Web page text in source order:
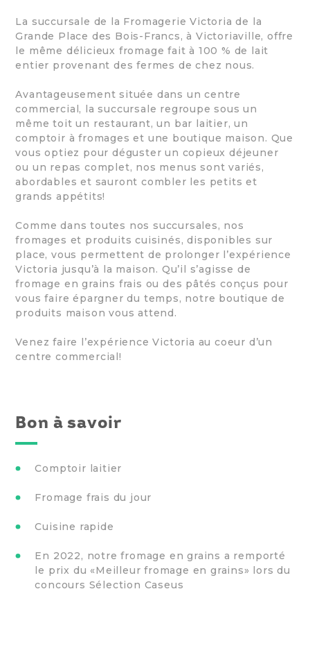
La succursale de la Fromagerie Victoria de la
Grande Place des Bois-Francs, à Victoriaville, offre
le même délicieux fromage fait à 100 % de lait
entier provenant des fermes de chez nous.
Avantageusement située dans un centre
commercial, la succursale regroupe sous un
même toit un restaurant, un bar laitier, un
comptoir à fromages et une boutique maison. Que
vous optiez pour déguster un copieux déjeuner
ou un repas complet, nos menus sont variés,
abordables et sauront combler les petits et
grands appétits!
Comme dans toutes nos succursales, nos
fromages et produits cuisinés, disponibles sur
place, vous permettent de prolonger l’expérience
Victoria jusqu’à la maison. Qu’il s’agisse de
fromage en grains frais ou des pâtés conçus pour
vous faire épargner du temps, notre boutique de
produits maison vous attend.
Venez faire l’expérience Victoria au coeur d’un
centre commercial!
Bon à savoir
Comptoir laitier
Fromage frais du jour
Cuisine rapide
En 2022, notre fromage en grains a remporté
le prix du «Meilleur fromage en grains» lors du
concours Sélection Caseus